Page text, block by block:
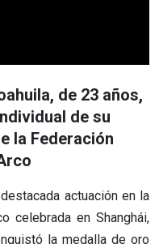
de 23 años,
de su
la Federación
actuación en la
celebrada en Shanghái,
la medalla de oro